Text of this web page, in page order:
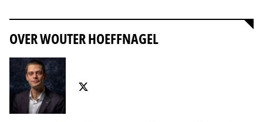
OVER WOUTER HOEFFNAGEL